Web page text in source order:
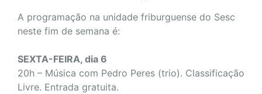
A programação na unidade friburguense do Sesc
neste fim de semana é:
SEXTA-FEIRA, dia 6
20h – Música com Pedro Peres (trio). Classificação
Livre. Entrada gratuita.